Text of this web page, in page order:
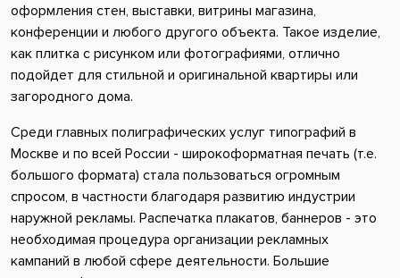
оформления стен, выставки, витрины магазина,
конференции и любого другого объекта. Такое изделие,
как плитка с рисунком или фотографиями, отлично
подойдет для стильной и оригинальной квартиры или
загородного дома.
Среди главных полиграфических услуг типографий в
Москве и по всей России - широкоформатная печать (т.е.
большого формата) стала пользоваться огромным
спросом, в частности благодаря развитию индустрии
наружной рекламы. Распечатка плакатов, баннеров - это
необходимая процедура организации рекламных
кампаний в любой сфере деятельности. Большие